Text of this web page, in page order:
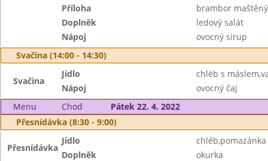
Příloha
brambor
Doplněk
ledový salát
Nápoj
ovocný sirup
Svačina (14:00 - 14:30)
Svačina
Jídlo
chléb s
Nápoj
ovocný čaj
Menu
Chod
Pátek 22. 4. 2022
Přesnídávka (8:30 - 9:00)
Přesnídávka
Jídlo
Doplněk
okurka